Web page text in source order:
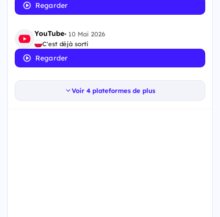
Regarder
YouTube• 10 Mai 2026
C'est déjà sorti
Regarder
Voir 4 plateformes de plus